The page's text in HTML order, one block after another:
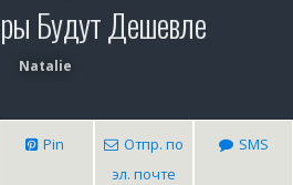
Будут Дешевле
Natalie
Pin
Отпр. по
эл. почте
SMS